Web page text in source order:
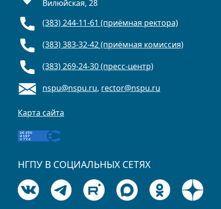
Вилюйская, 28
(383) 244-11-61 (приёмная ректора)
(383) 383-32-42 (приёмная комиссия)
(383) 269-24-30 (пресс-центр)
nspu@nspu.ru, rector@nspu.ru
Карта сайта
НГПУ В СОЦИАЛЬНЫХ СЕТЯХ